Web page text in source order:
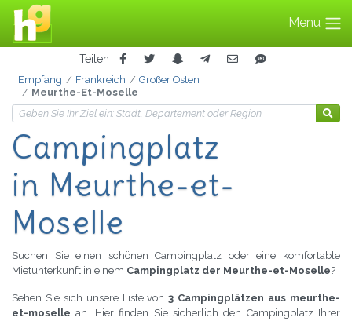
Menu
Teilen
Empfang Frankreich
Großer Osten
Meurthe-Et-Moselle
Campingplatz
in Meurthe-et-
Moselle
Suchen Sie einen schönen Campingplatz oder eine komfortable
Mietunterkunft in einem Campingplatz der Meurthe-et-Moselle?
Sehen Sie sich unsere Liste von3 Campingplätzen aus meurthe-
et-moselle an. Hier finden Sie sicherlich den Campingplatz Ihrer